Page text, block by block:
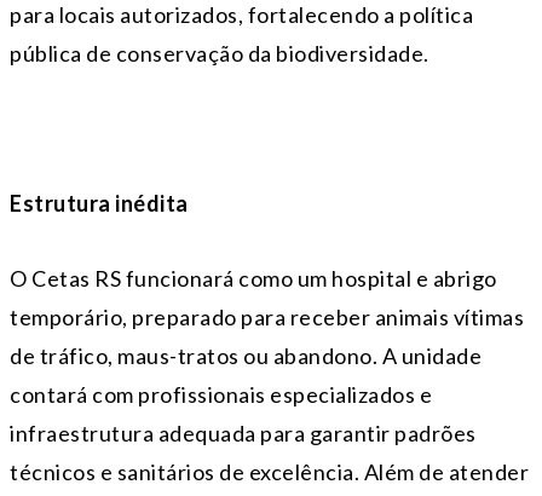
para locais autorizados, fortalecendo a política
pública de conservação da biodiversidade.
Estrutura inédita
O Cetas RS funcionará como um hospital e abrigo
temporário, preparado para receber animais vítimas
de tráfico, maus-tratos ou abandono. A unidade
contará com profissionais especializados e
infraestrutura adequada para garantir padrões
técnicos e sanitários de excelência. Além de atender